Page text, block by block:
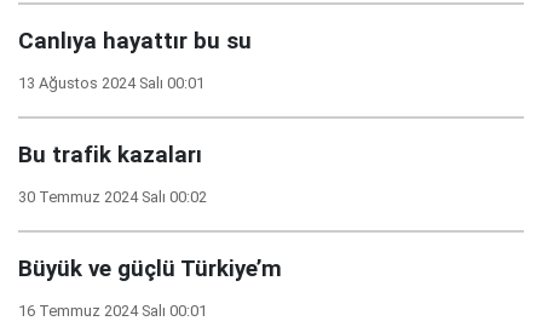
Canlıya hayattır bu su
13 Ağustos 2024 Salı 00:01
Bu trafik kazaları
30 Temmuz 2024 Salı 00:02
Büyük ve güçlü Türkiye’m
16 Temmuz 2024 Salı 00:01